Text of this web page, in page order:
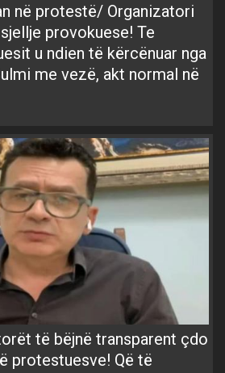
në protestë/ Organizatori
provokuese! Te
u ndien të kërcënuar nga
me vezë, akt normal në
të bëjnë transparent çdo
protestuesve! Që të